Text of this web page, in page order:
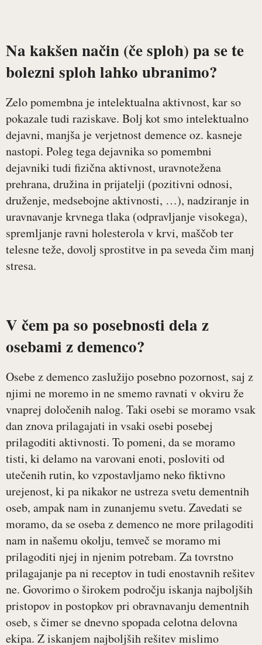
Na kakšen način (če sploh) pa se te
bolezni sploh lahko ubranimo?
Zelo pomembna je intelektualna aktivnost, kar so
pokazale tudi raziskave. Bolj kot smo intelektualno
dejavni, manjša je verjetnost demence oz. kasneje
nastopi. Poleg tega dejavnika so pomembni
dejavniki tudi fizična aktivnost, uravnotežena
prehrana, družina in prijatelji (pozitivni odnosi,
druženje, medsebojne aktivnosti, …), nadziranje in
uravnavanje krvnega tlaka (odpravljanje visokega),
spremljanje ravni holesterola v krvi, maščob ter
telesne teže, dovolj sprostitve in pa seveda čim manj
stresa.
V čem pa so posebnosti dela z
osebami z demenco?
Osebe z demenco zaslužijo posebno pozornost, saj z
njimi ne moremo in ne smemo ravnati v okviru že
vnaprej določenih nalog. Taki osebi se moramo vsak
dan znova prilagajati in vsaki osebi posebej
prilagoditi aktivnosti. To pomeni, da se moramo
tisti, ki delamo na varovani enoti, posloviti od
utečenih rutin, ko vzpostavljamo neko fiktivno
urejenost, ki pa nikakor ne ustreza svetu dementnih
oseb, ampak nam in zunanjemu svetu. Zavedati se
moramo, da se oseba z demenco ne more prilagoditi
nam in našemu okolju, temveč se moramo mi
prilagoditi njej in njenim potrebam. Za tovrstno
prilagajanje pa ni receptov in tudi enostavnih rešitev
ne. Govorimo o širokem področju iskanja najboljših
pristopov in postopkov pri obravnavanju dementnih
oseb, s čimer se dnevno spopada celotna delovna
ekipa. Z iskanjem najboljših rešitev mislimo